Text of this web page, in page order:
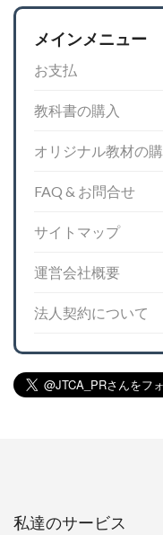
メインメニュー
お支払
教科書の購入
オリジナル教材の
FAQ & お問合せ
サイトマップ
運営会社概要
法人契約について
私達のサービス